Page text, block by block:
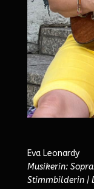
Eva Leonardy
Musikerin:
Stimmbilderin |